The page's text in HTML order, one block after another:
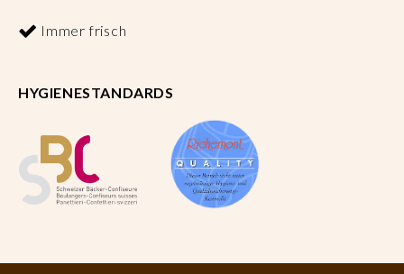
Immer frisch
HYGIENESTANDARDS